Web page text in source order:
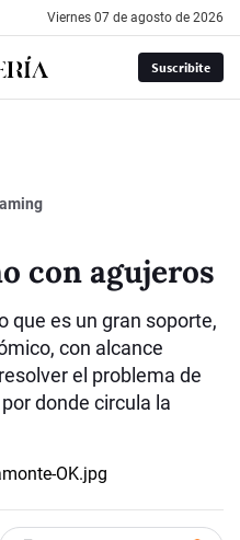
viernes 07 de agosto de 2026
Suscribite
con agujeros
que es un gran soporte,
con alcance
el problema de
donde circula la